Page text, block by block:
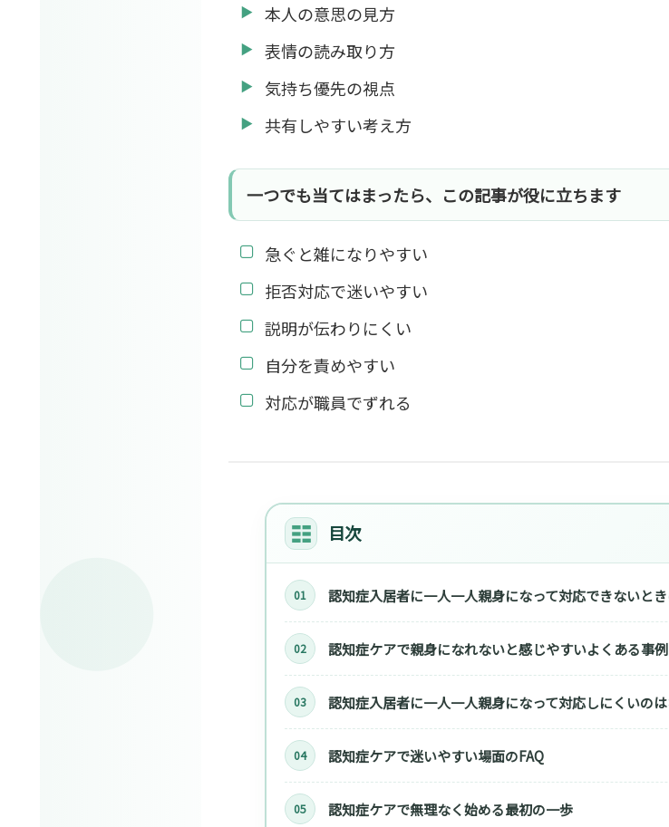
本人の意思の見方
表情の読み取り方
気持ち優先の視点
共有しやすい考え方
一つでも当てはまったら、この記事が役に立ちます
急ぐと雑になりやすい
拒否対応で迷いやすい
説明が伝わりにくい
自分を責めやすい
対応が職員でずれる
目次
認知症入居者に一人一人親身になって対応できないと
認知症ケアで親身になれないと感じやすいよくある事例
認知症入居者に一人一人親身になって対応しにくいの
認知症ケアで迷いやすい場面のFAQ
認知症ケアで無理なく始める最初の一歩